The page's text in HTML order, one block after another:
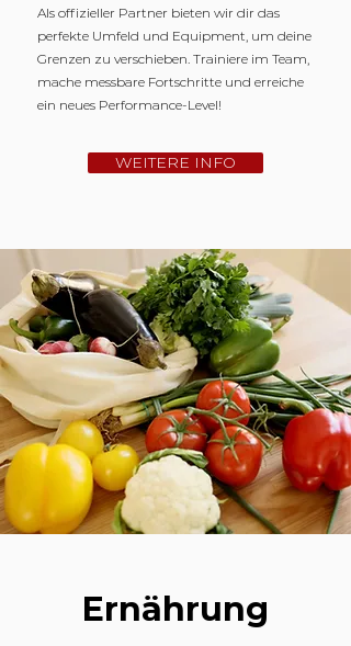
Als offizieller Partner bieten wir dir das
perfekte Umfeld und Equipment, um deine
Grenzen zu verschieben. Trainiere im Team,
mache messbare Fortschritte und erreiche
ein neues Performance-Level!
WEITERE INFO
Ernährung